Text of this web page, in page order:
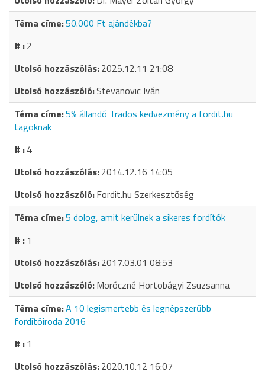
50.000 Ft ajándékba?
2
2025.12.11 21:08
Stevanovic Iván
5% állandó Trados kedvezmény a fordit.hu
tagoknak
4
2014.12.16 14:05
Fordit.hu Szerkesztőség
5 dolog, amit kerülnek a sikeres fordítók
1
2017.03.01 08:53
Moróczné Hortobágyi Zsuzsanna
A 10 legismertebb és legnépszerűbb
fordítóiroda 2016
1
2020.10.12 16:07